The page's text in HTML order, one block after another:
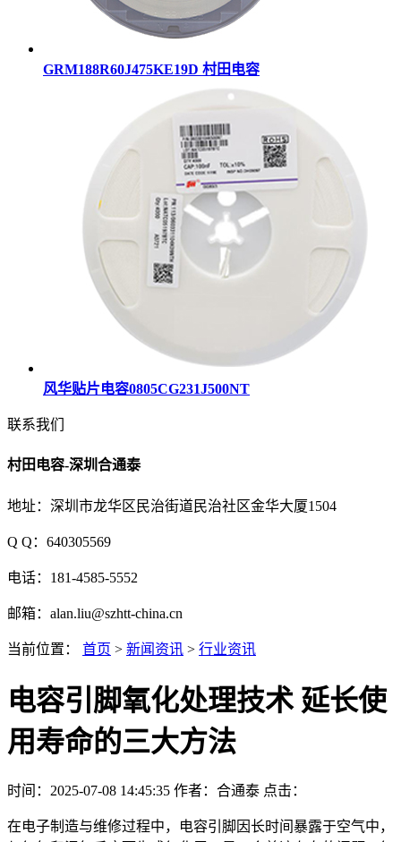
GRM188R60J475KE19D 村田电容
风华贴片电容0805CG231J500NT
联系我们
村田电容-深圳合通泰
地址：深圳市龙华区民治街道民治社区金华大厦1504
Q Q：640305569
电话：181-4585-5552
邮箱：alan.liu@szhtt-china.cn
当前位置： 首页 > 新闻资讯 > 行业资讯
电容引脚氧化处理技术 延长使
用寿命的三大方法
时间：2025-07-08 14:45:35 作者：合通泰 点击：
在电子制造与维修过程中，电容引脚因长时间暴露于空气中，